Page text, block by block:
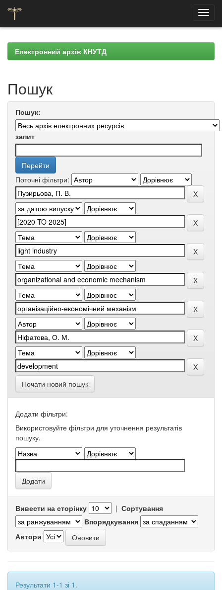
navigationЕлектронний архів КНУТД
Пошук
Пошук:
запит
Поточні фільтри:
Почати новий пошук
Додати фільтри:
Використовуйте фільтри для уточнення результатів
пошуку.
Вивести на сторінку | Сортування
Впорядкування
Автори
Результати 1-1 зі 1.